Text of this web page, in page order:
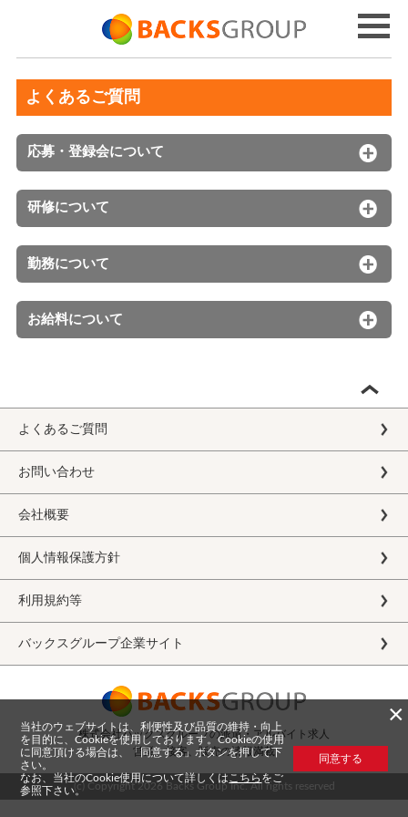
よくあるご質問
応募・登録会について
研修について
勤務について
お給料について
よくあるご質問
お問い合わせ
会社概要
個人情報保護方針
利用規約等
バックスグループ企業サイト
株式会社バックスグループの派遣・アルバイト求人
営業、接客、販売の情報満載
(c) Copyright2026 Backs Group Inc. All rights reserved
×
当社のウェブサイトは、利便性及び品質の維持・向上
を目的に、Cookieを使用しております。Cookieの使用
に同意頂ける場合は、「同意する」ボタンを押して下
さい。
なお、当社のCookie使用について詳しくは こちら をご
参照下さい。
同意する